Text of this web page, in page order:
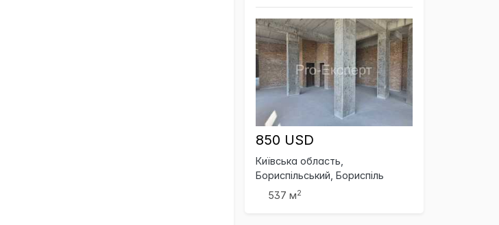
850 USD
Київська область,
Бориспільський, Бориспіль
537 м2